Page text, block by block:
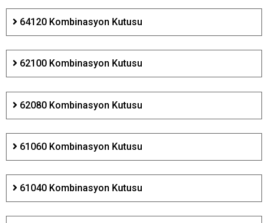
64120 Kombinasyon Kutusu
62100 Kombinasyon Kutusu
62080 Kombinasyon Kutusu
61060 Kombinasyon Kutusu
61040 Kombinasyon Kutusu